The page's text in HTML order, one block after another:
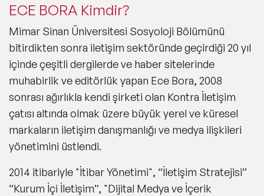
ECE BORA Kimdir?
Mimar Sinan Üniversitesi Sosyoloji Bölümünü
bitirdikten sonra iletişim sektöründe geçirdiği 20 yıl
içinde çeşitli dergilerde ve haber sitelerinde
muhabirlik ve editörlük yapan Ece Bora, 2008
sonrası ağırlıkla kendi şirketi olan Kontra İletişim
çatısı altında olmak üzere büyük yerel ve küresel
markaların iletişim danışmanlığı ve medya ilişkileri
yönetimini üstlendi.
2014 itibariyle "İtibar Yönetimi", “İletişim Stratejisi”
“Kurum İçi İletişim”, "Dijital Medya ve İçerik